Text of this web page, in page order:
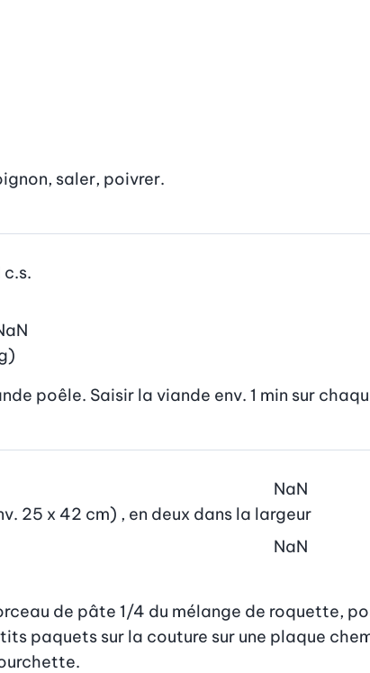
saler, poivrer.
c.s.
poêle. Saisir la viande env. 1 min sur
25 x 42 cm) , en deux dans la largeur
NaN
NaN
de pâte 1/4 du mélange de roquette,
paquets sur la couture sur une plaque